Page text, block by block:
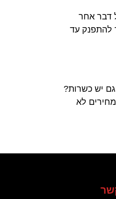
דבר אחר
להתפנק עד
יש כשרות?
לא